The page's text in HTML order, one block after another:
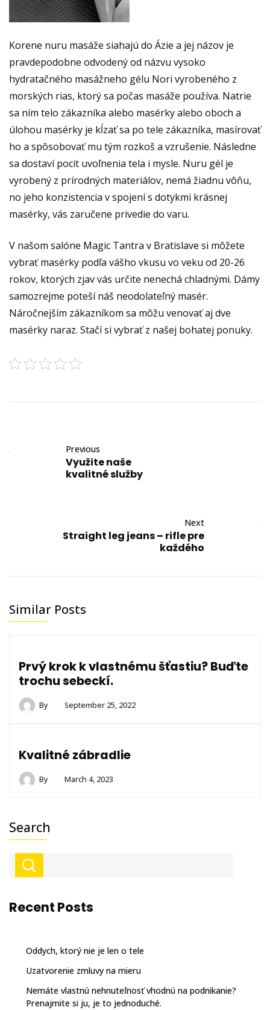
Korene nuru masáže siahajú do Ázie a jej názov je
pravdepodobne odvodený od názvu vysoko
hydratačného masážneho gélu Nori vyrobeného z
morských rias, ktorý sa počas masáže používa. Natrie
sa ním telo zákazníka alebo masérky alebo oboch a
úlohou masérky je kĺzať sa po tele zákazníka, masírovať
ho a spôsobovať mu tým rozkoš a vzrušenie. Následne
sa dostaví pocit uvoľnenia tela i mysle. Nuru gél je
vyrobený z prírodných materiálov, nemá žiadnu vôňu,
no jeho konzistencia v spojení s dotykmi krásnej
masérky, vás zaručene privedie do varu.
V našom salóne Magic Tantra v Bratislave si môžete
vybrať masérky podľa vášho vkusu vo veku od 20-26
rokov, ktorých zjav vás určite nenechá chladnými. Dámy
samozrejme poteší náš neodolateľný masér.
Náročnejším zákazníkom sa môžu venovať aj dve
masérky naraz. Stačí si vybrať z našej bohatej ponuky.
Previous
Využite naše
kvalitné služby
Next
Straight leg jeans – rifle pre
každého
Similar Posts
Prvý krok k vlastnému šťastiu? Buďte
trochu sebeckí.
By September 25, 2022
Kvalitné zábradlie
By March 4, 2023
Search
Recent Posts
Oddych, ktorý nie je len o tele
Uzatvorenie zmluvy na mieru
Nemáte vlastnú nehnuteľnosť vhodnú na podnikanie?
Prenajmite si ju, je to jednoduché.